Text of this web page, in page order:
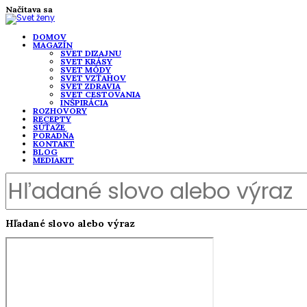
Načítava sa
DOMOV
MAGAZÍN
SVET DIZAJNU
SVET KRÁSY
SVET MÓDY
SVET VZŤAHOV
SVET ZDRAVIA
SVET CESTOVANIA
INŠPIRÁCIA
ROZHOVORY
RECEPTY
SÚŤAŽE
PORADŇA
KONTAKT
BLOG
MEDIAKIT
Hľadané slovo alebo výraz